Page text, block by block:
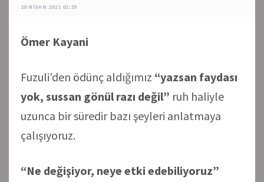
28 NISAN 2021 01:25
Ömer Kayani
Fuzuli’den ödünç aldığımız “yazsan faydası
yok, sussan gönül razı değil” ruh haliyle
uzunca bir süredir bazı şeyleri anlatmaya
çalışıyoruz.
“Ne değişiyor, neye etki edebiliyoruz”